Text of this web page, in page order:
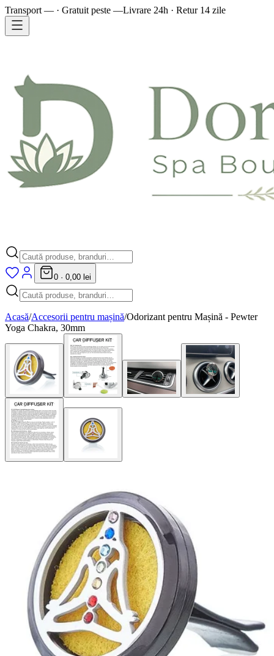
Transport — · Gratuit peste —Livrare 24h · Retur 14 zile
0 · 0,00 lei
Acasă/Accesorii pentru mașină/Odorizant pentru Mașină - Pewter
Yoga Chakra, 30mm